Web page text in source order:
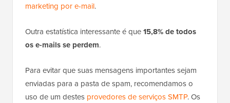
marketing por e-mail.
Outra estatística interessante é que15,8% de todos
os e-mails se perdem.
Para evitar que suas mensagens importantes sejam
enviadas para a pasta de spam, recomendamos o
uso de um destes provedores de serviços SMTP. Os